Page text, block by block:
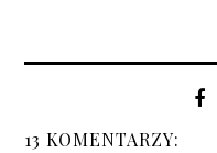
13 KOMENTARZY: